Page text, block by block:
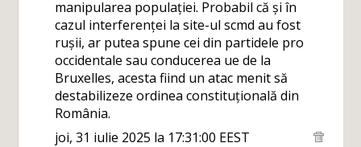
manipularea populației. Probabil că și în
cazul interferenței la site-ul scmd au fost
rușii, ar putea spune cei din partidele pro
occidentale sau conducerea ue de la
Bruxelles, acesta fiind un atac menit să
destabilizeze ordinea constituțională din
România.
joi, 31 iulie 2025 la 17:31:00 EEST